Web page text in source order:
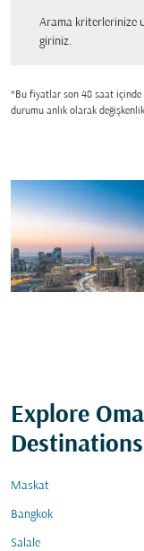
Arama kriterlerinize
giriniz.
*Bu fiyatlar son 48 saat içinde
durumu anlık olarak
Explore
Destinations
Maskat
Bangkok
Salale